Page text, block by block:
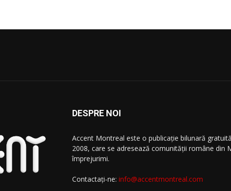
DESPRE NOI
Accent Montreal este o publicație bilunară
2008, care se adresează comunităţii române din
împrejurimi.
Contactați-ne: info@accentmontreal.com